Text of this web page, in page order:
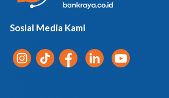
Sosial Media Kami